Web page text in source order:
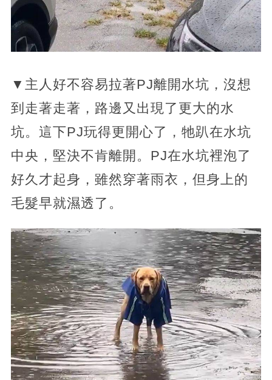
▼主人好不容易拉著PJ離開水坑，沒想
到走著走著，路邊又出現了更大的水
坑。這下PJ玩得更開心了，牠趴在水坑
中央，堅決不肯離開。PJ在水坑裡泡了
好久才起身，雖然穿著雨衣，但身上的
毛髮早就濕透了。